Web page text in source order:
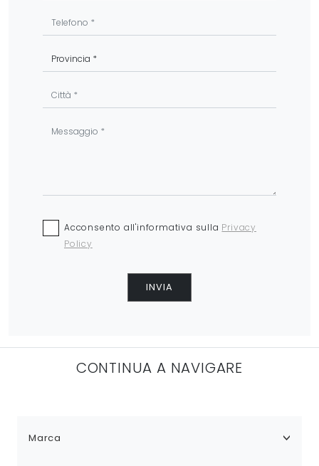
Acconsento all'informativa sulla Privacy
Policy
INVIA
CONTINUA A NAVIGARE
Marca